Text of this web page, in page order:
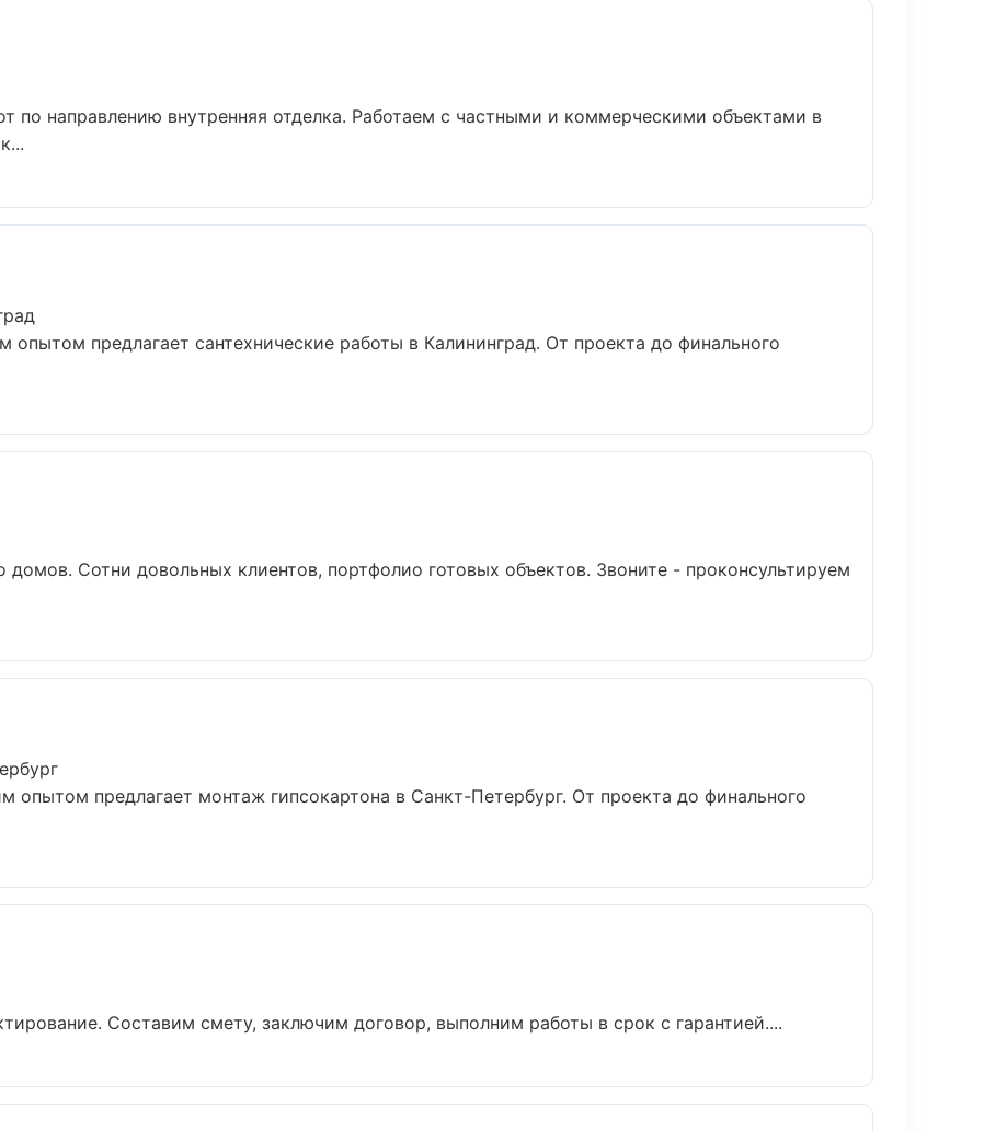
по направлению внутренняя отделка. Работаем с частными и коммерческими объектами в
опытом предлагает сантехнические работы в Калининград. От проекта до финального
домов. Сотни довольных клиентов, портфолио готовых объектов. Звоните - проконсультируем
опытом предлагает монтаж гипсокартона в Санкт-Петербург. От проекта до финального
Составим смету, заключим договор, выполним работы в срок с гарантией....